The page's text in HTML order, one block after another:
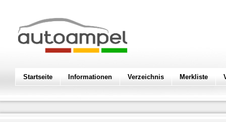
Startseite Informationen Verzeichnis Merkliste